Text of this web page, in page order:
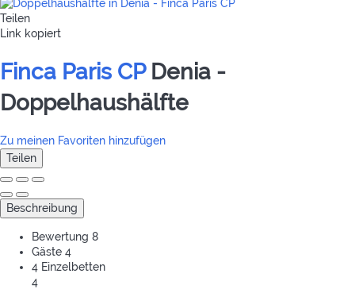
Teilen
Link kopiert
Finca Paris CP Denia -
Doppelhaushälfte
Zu meinen Favoriten hinzufügen
Teilen
Beschreibung
Bewertung 8
Gäste 4
4 Einzelbetten
4